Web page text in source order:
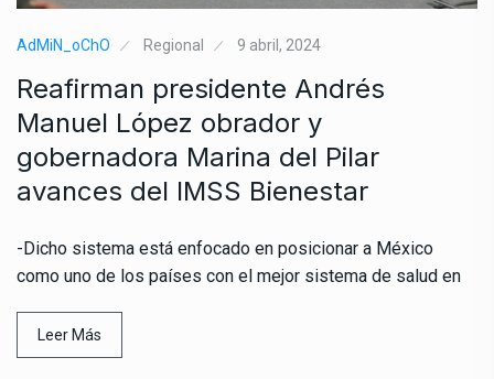
AdMiN_oChO Regional 9 abril, 2024
Reafirman presidente Andrés
Manuel López obrador y
gobernadora Marina del Pilar
avances del IMSS Bienestar
-Dicho sistema está enfocado en posicionar a México
como uno de los países con el mejor sistema de salud en
Leer Más